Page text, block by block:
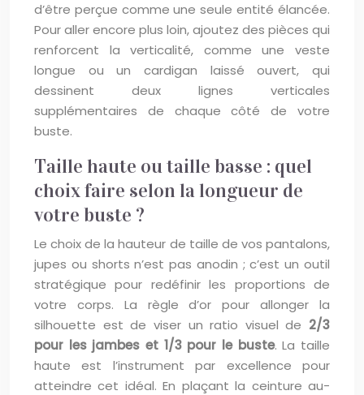
d’être perçue comme une seule entité élancée.
Pour aller encore plus loin, ajoutez des pièces qui
renforcent la verticalité, comme une veste
longue ou un cardigan laissé ouvert, qui
dessinent deux lignes verticales
supplémentaires de chaque côté de votre
buste.
Taille haute ou taille basse : quel
choix faire selon la longueur de
votre buste ?
Le choix de la hauteur de taille de vos pantalons,
jupes ou shorts n’est pas anodin ; c’est un outil
stratégique pour redéfinir les proportions de
votre corps. La règle d’or pour allonger la
silhouette est de viser un ratio visuel de 2/3
pour les jambes et 1/3 pour le buste. La taille
haute est l’instrument par excellence pour
atteindre cet idéal. En plaçant la ceinture au-